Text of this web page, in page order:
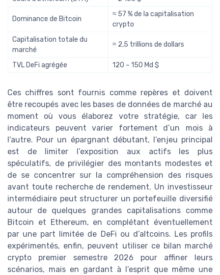
Dominance de Bitcoin
≈ 57 % de la capitalisation
crypto
Capitalisation totale du
marché
≈ 2,5 trillions de dollars
TVL DeFi agrégée 120 – 150 Md $
Ces chiffres sont fournis comme repères et doivent
être recoupés avec les bases de données de marché au
moment où vous élaborez votre stratégie, car les
indicateurs peuvent varier fortement d’un mois à
l’autre. Pour un épargnant débutant, l’enjeu principal
est de limiter l’exposition aux actifs les plus
spéculatifs, de privilégier des montants modestes et
de se concentrer sur la compréhension des risques
avant toute recherche de rendement. Un investisseur
intermédiaire peut structurer un portefeuille diversifié
autour de quelques grandes capitalisations comme
Bitcoin et Ethereum, en complétant éventuellement
par une part limitée de DeFi ou d’altcoins. Les profils
expérimentés, enfin, peuvent utiliser ce bilan marché
crypto premier semestre 2026 pour affiner leurs
scénarios, mais en gardant à l’esprit que même une